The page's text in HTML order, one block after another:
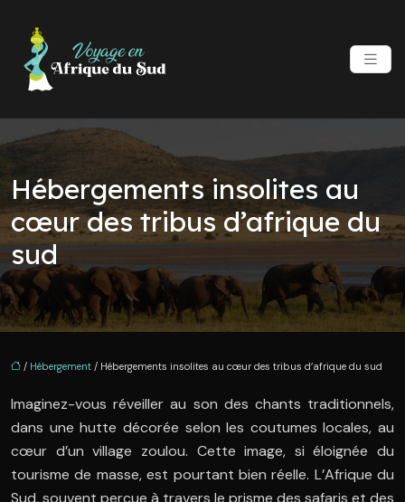
Hébergements insolites au
cœur des tribus d’afrique du
sud
/ Hébergement / Hébergements insolites au cœur des tribus d’afrique du sud
Imaginez-vous réveiller au son des chants traditionnels,
dans une hutte décorée selon les coutumes locales, au
cœur d’un village zoulou. Cette image, si éloignée du
tourisme de masse, est pourtant bien réelle. L’Afrique du
Sud, souvent perçue à travers le prisme des safaris et des